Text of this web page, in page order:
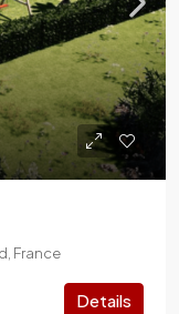
France
Details